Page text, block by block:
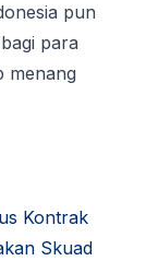
pun
para
menang
Kontrak
Skuad